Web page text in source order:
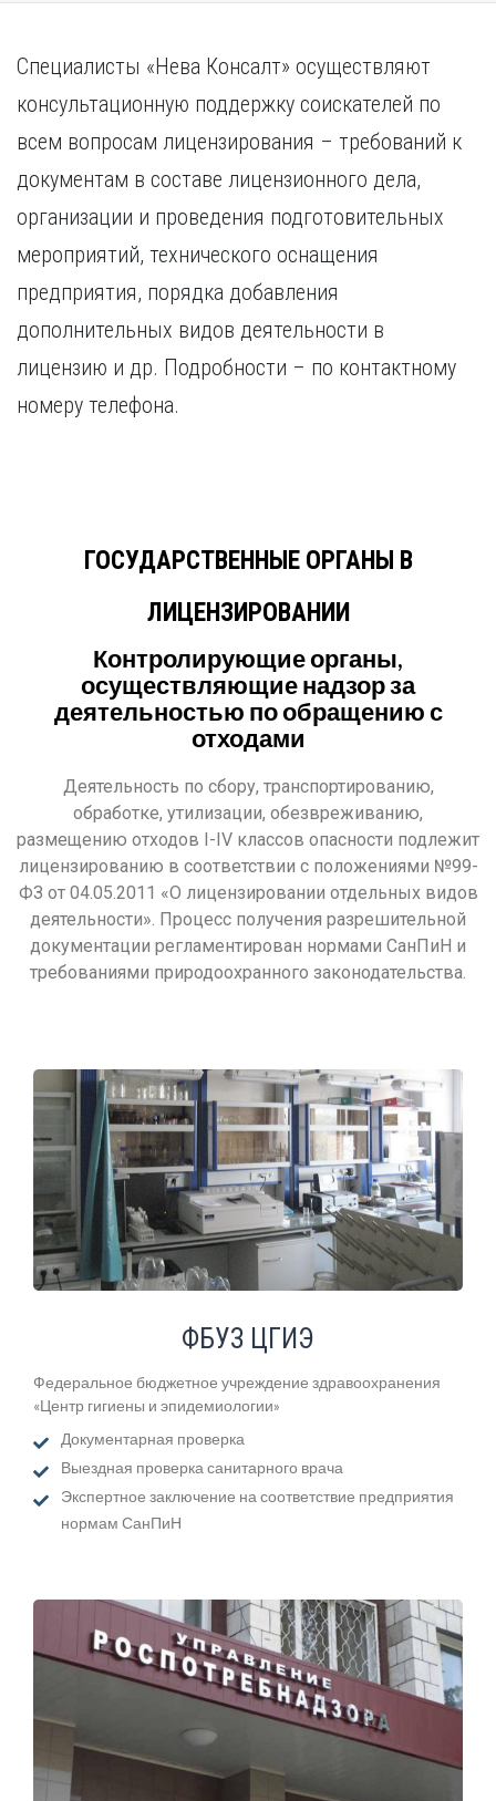
Специалисты «Нева Консалт» осуществляют
консультационную поддержку соискателей по
всем вопросам лицензирования – требований к
документам в составе лицензионного дела,
организации и проведения подготовительных
мероприятий, технического оснащения
предприятия, порядка добавления
дополнительных видов деятельности в
лицензию и др. Подробности – по контактному
номеру телефона.
ГОСУДАРСТВЕННЫЕ ОРГАНЫ В
ЛИЦЕНЗИРОВАНИИ
Контролирующие органы,
осуществляющие надзор за
деятельностью по обращению с
отходами
Деятельность по сбору, транспортированию,
обработке, утилизации, обезвреживанию,
размещению отходов I-IV классов опасности подлежит
лицензированию в соответствии с положениями №99-
ФЗ от 04.05.2011 «О лицензировании отдельных видов
деятельности». Процесс получения разрешительной
документации регламентирован нормами СанПиН и
требованиями природоохранного законодательства.
ФБУЗ ЦГИЭ
Федеральное бюджетное учреждение здравоохранения
«Центр гигиены и эпидемиологии»
Документарная проверка
Выездная проверка санитарного врача
Экспертное заключение на соответствие предприятия
нормам СанПиН